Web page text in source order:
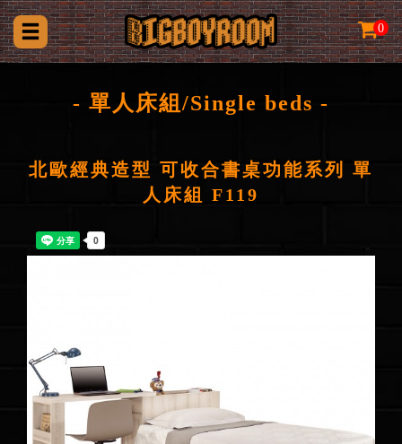
0
- 單人床組/Single beds -
北歐經典造型 可收合書桌功能系列 單
人床組 F119